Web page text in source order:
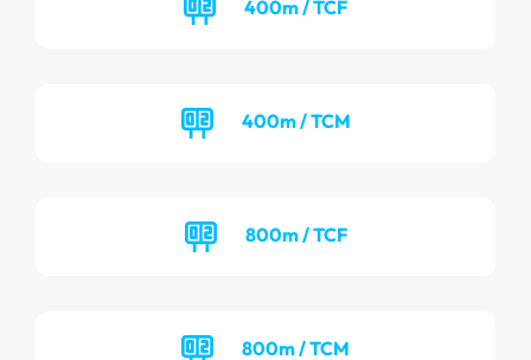
400m / TCF
400m / TCM
800m / TCF
800m / TCM